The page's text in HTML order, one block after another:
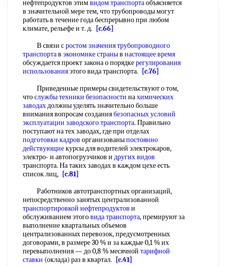
нефтепродуктов этимвидом транспортаобъясняется
в значительной мере тем, что трубопроводы могут
работать в течение года беспрерывно при любом
климате, рельефе и т. д.
[c.66]
В связи сростом значениятрубопроводного
транспортав экономике страныв настоящее время
обсуждается проект закона о порядкерегулирования
использованияэтого вида транспорта.
[c.76]
Приведенные примеры свидетельствуют о том,
чтослужбы техники безопасности нахимических
заводахдолжны уделять значительно больше
внимания вопросам созданиябезопасных условий
эксплуатации заводского транспорта. Правильно
поступают на тех заводах, где при отделах
подготовки кадров организованыпостоянно
действующиекурсы для водителей электрокаров,
электро- и автопогрузчиков и других видов
транспорта. На таких заводах в каждом цехе есть
список лиц, [c.81]
Работников автотранспортных организаций,
непосредственно занятых централизованной
транспортировкой нефтепродуктов и
обслуживанием этоговида транспорта, премируют за
выполнение квартальных объемов
централизованных перевозок, предусмотренных
договорами, в размере 30 % и за каждые 0,1 % их
перевыполнения — до 0,8 % месячной тарифной
ставки (оклада) раз в квартал.
[c.41]